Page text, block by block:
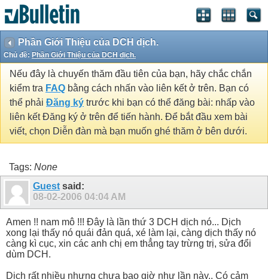
Phần Giới Thiệu của DCH dịch.
Chủ đề: Phần Giới Thiệu của DCH dịch.
Nếu đây là chuyến thăm đầu tiên của bạn, hãy chắc chắn
kiểm tra FAQ bằng cách nhấn vào liên kết ở trên. Bạn có
thể phải Đăng ký trước khi bạn có thể đăng bài: nhấp vào
liên kết Đăng ký ở trên để tiến hành. Để bắt đầu xem bài
viết, chọn Diễn đàn mà bạn muốn ghé thăm ở bên dưới.
Tags: None
Guest said:
08-02-2006 04:04 AM
Amen !! nam mô !!! Đây là lần thứ 3 DCH dịch nó... Dịch
xong lại thấy nó quái đản quá, xé làm lại, càng dịch thấy nó
càng kì cục, xin các anh chị em thẳng tay trừng trị, sửa đổi
dùm DCH.
Dịch rất nhiều nhưng chưa bao giờ như lần này.. Có cảm